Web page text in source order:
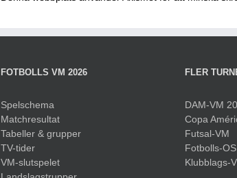
FOTBOLLS VM 2026
Spelschema
Matchresultat
Tabeller & grupper
TV-tider
VM-slutspelet
FLER
DAM-VM
Copa
Futsal-VM
Fotbolls-OS
Klubblags-